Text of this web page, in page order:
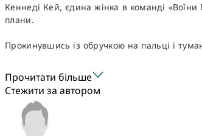
Кеннеді Кей, єдина жінка в команді «Воїни
плани.
Прокинувшись із обручкою на пальці і
Прочитати більше
Стежити за автором